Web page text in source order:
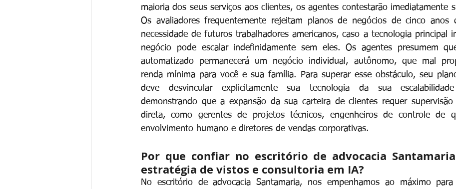
maioria dos seus serviços aos clientes, os agentes contestarão imediatamente
Os avaliadores frequentemente rejeitam planos de negócios de cinco anos
necessidade de futuros trabalhadores americanos, caso a tecnologia principal
negócio pode escalar indefinidamente sem eles. Os agentes presumem
automatizado permanecerá um negócio individual, autônomo, que mal
renda mínima para você e sua família. Para superar esse obstáculo, seu
deve desvincular explicitamente sua tecnologia da sua escalabilidade
demonstrando que a expansão da sua carteira de clientes requer supervisão
direta, como gerentes de projetos técnicos, engenheiros de controle de
envolvimento humano e diretores de vendas corporativas.
Por que confiar no escritório de advocacia
estratégia de vistos e consultoria em IA?
No escritório de advocacia Santamaria, nos empenhamos ao máximo